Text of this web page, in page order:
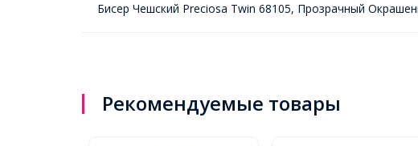
Бисер Чешский Preciosa Twin 68105, Прозрачный
Рекомендуемые товары